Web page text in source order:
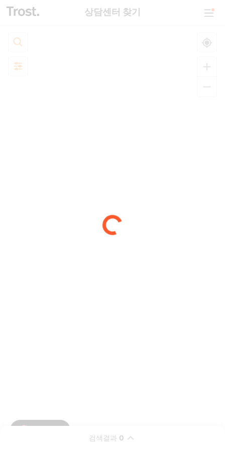
상담센터 찾기
검색결과 0